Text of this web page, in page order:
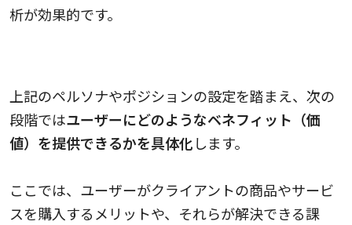
析が効果的です。
上記のペルソナやポジションの設定を踏まえ、次の
段階ではユーザーにどのようなベネフィット（価
値）を提供できるかを具体化します。
ここでは、ユーザーがクライアントの商品やサービ
スを購入するメリットや、それらが解決できる課